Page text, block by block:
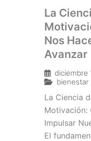
La
Nos
Avanzar
diciembre
bienestar
La Ciencia
Motivación:
Impulsar
El